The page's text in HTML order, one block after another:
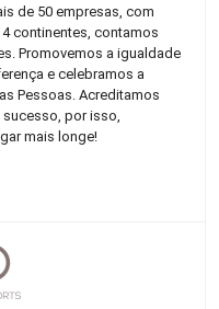
de 50 empresas, com
continentes, contamos
Promovemos a igualdade
e celebramos a
Pessoas. Acreditamos
por isso,
mais longe!